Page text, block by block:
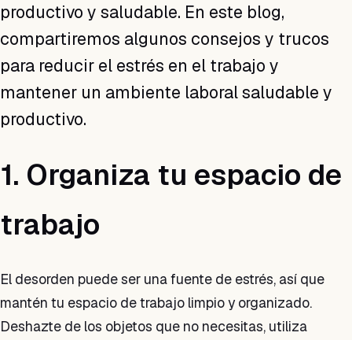
productivo y saludable. En este blog,
compartiremos algunos consejos y trucos
para reducir el estrés en el trabajo y
mantener un ambiente laboral saludable y
productivo.
1. Organiza tu espacio de
trabajo
El desorden puede ser una fuente de estrés, así que
mantén tu espacio de trabajo limpio y organizado.
Deshazte de los objetos que no necesitas, utiliza